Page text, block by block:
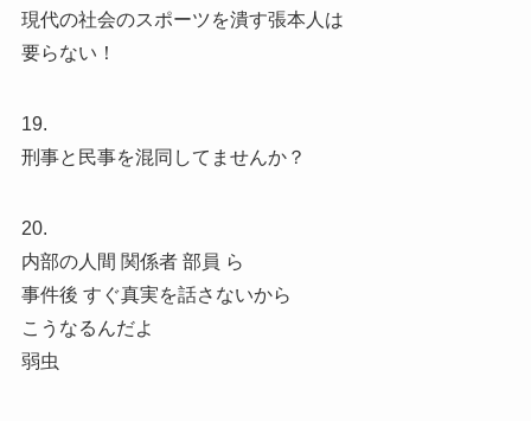
現代の社会のスポーツを潰す張本人は
要らない！
19.
刑事と民事を混同してませんか？
20.
内部の人間 関係者 部員 ら
事件後 すぐ真実を話さないから
こうなるんだよ
弱虫